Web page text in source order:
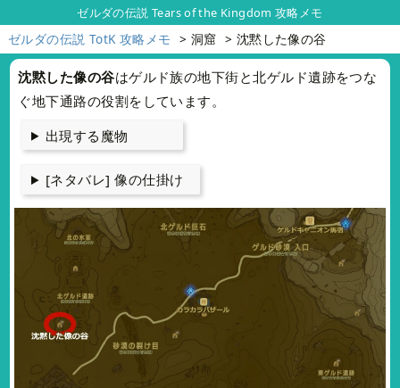
ゼルダの伝説 Tears of the Kingdom 攻略メモ
ゼルダの伝説 TotK 攻略メモ 洞窟 沈黙した像の谷
沈黙した像の谷はゲルド族の地下街と北ゲルド遺跡をつな
ぐ地下通路の役割をしています。
出現する魔物
[ネタバレ] 像の仕掛け